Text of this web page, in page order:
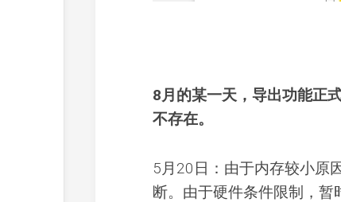
8月的某一天，导出功能正
不存在。
5月20日：由于内存较小原
断。由于硬件条件限制，